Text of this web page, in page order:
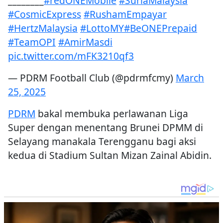
#CosmicExpress#RushamEmpayar
#HertzMalaysia #LottoMY#BeONEPrepaid
#TeamOPI #AmirMasdi
pic.twitter.com/mFK3210qf3
— PDRM Football Club (@pdrmfcmy) March
25, 2025
PDRM bakal membuka perlawanan Liga
Super dengan menentang Brunei DPMM di
Selayang manakala Terengganu bagi aksi
kedua di Stadium Sultan Mizan Zainal Abidin.